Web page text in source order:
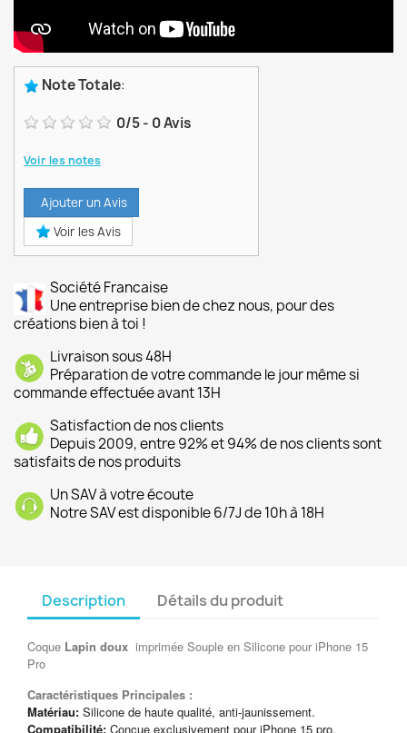
Note Totale:
0/5- 0Avis
Voir les notes
Ajouter un Avis
Voir les Avis
Société Francaise
Une entreprise bien de chez nous, pour des
créations bien à toi !
Livraison sous 48H
Préparation de votre commande le jour même si
commande effectuée avant 13H
Satisfaction de nos clients
Depuis 2009, entre 92% et 94% de nos clients sont
satisfaits de nos produits
Un SAV à votre écoute
Notre SAV est disponible 6/7J de 10h à 18H
Description Détails du produit
Coque Lapin doux imprimée Souple en Silicone pour iPhone 15
Pro
Caractéristiques Principales :
Matériau: Silicone de haute qualité, anti-jaunissement.
Compatibilité: Conçue exclusivement pour iPhone 15 pro.